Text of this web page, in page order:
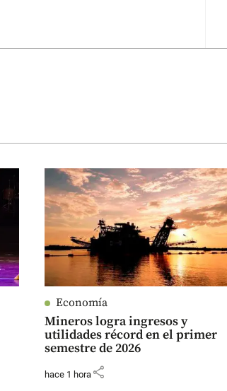
Economía
Mineros logra ingresos y
utilidades récord en el primer
semestre de 2026
hace 1 hora share